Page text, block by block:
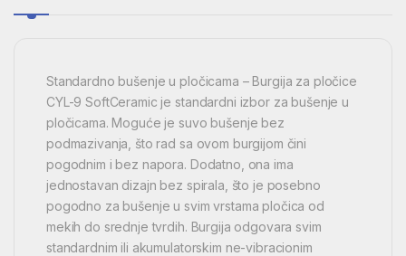
Standardno bušenje u pločicama – Burgija za pločice
CYL-9 SoftCeramic je standardni izbor za bušenje u
pločicama. Moguće je suvo bušenje bez
podmazivanja, što rad sa ovom burgijom čini
pogodnim i bez napora. Dodatno, ona ima
jednostavan dizajn bez spirala, što je posebno
pogodno za bušenje u svim vrstama pločica od
mekih do srednje tvrdih. Burgija odgovara svim
standardnim ili akumulatorskim ne-vibracionim